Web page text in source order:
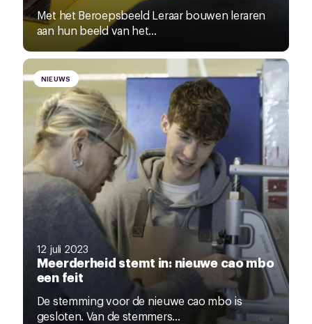
Met het Beroepsbeeld Leraar bouwen leraren
aan hun beeld van het...
NIEUWS
12 juli 2023
Meerderheid stemt in: nieuwe cao mbo
een feit
De stemming voor de nieuwe cao mbo is
gesloten. Van de stemmers...